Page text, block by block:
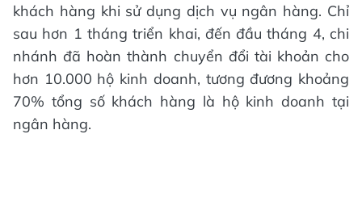
khách hàng khi sử dụng dịch vụ ngân hàng. Chỉ
sau hơn 1 tháng triển khai, đến đầu tháng 4, chi
nhánh đã hoàn thành chuyển đổi tài khoản cho
hơn 10.000 hộ kinh doanh, tương đương khoảng
70% tổng số khách hàng là hộ kinh doanh tại
ngân hàng.